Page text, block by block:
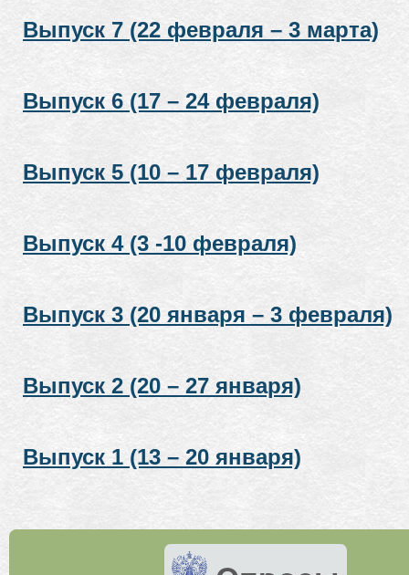
Выпуск 7 (22 февраля – 3 марта)
Выпуск 6 (17 – 24 февраля)
Выпуск 5 (10 – 17 февраля)
Выпуск 4 (3 -10 февраля)
Выпуск 3 (20 января – 3 февраля)
Выпуск 2 (20 – 27 января)
Выпуск 1 (13 – 20 января)